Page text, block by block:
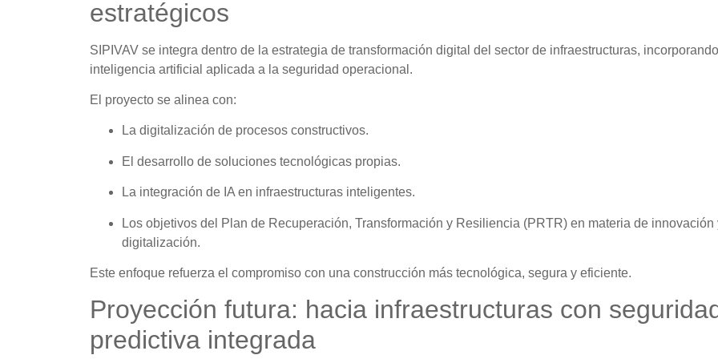
estratégicos
SIPIVAV se integra dentro de la estrategia de transformación digital del sector de infraestructuras, incorporando
inteligencia artificial aplicada a la seguridad operacional.
El proyecto se alinea con:
La digitalización de procesos constructivos.
El desarrollo de soluciones tecnológicas propias.
La integración de IA en infraestructuras inteligentes.
Los objetivos del Plan de Recuperación, Transformación y Resiliencia (PRTR) en materia de innovación
digitalización.
Este enfoque refuerza el compromiso con una construcción más tecnológica, segura y eficiente.
Proyección futura: hacia infraestructuras con
predictiva integrada